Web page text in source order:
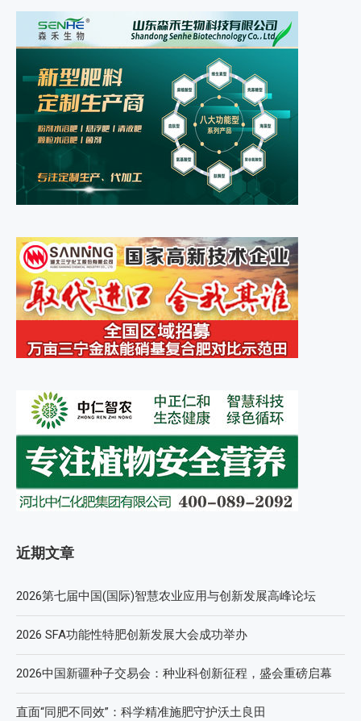
近期文章
2026第七届中国(国际)智慧农业应用与创新发展高峰论坛
2026 SFA功能性特肥创新发展大会成功举办
2026中国新疆种子交易会：种业科创新征程，盛会重磅启幕
直面“同肥不同效”：科学精准施肥守护沃土良田